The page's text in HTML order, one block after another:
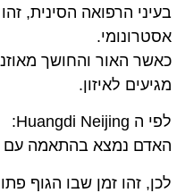
בעיני הרפואה הסינית,
אסטרונומי.
מגיעים לאיזון.
לפי ה Huangdi Neijing:
האדם נמצא בהתאמה עם
לכן, זהו זמן שבו הגוף